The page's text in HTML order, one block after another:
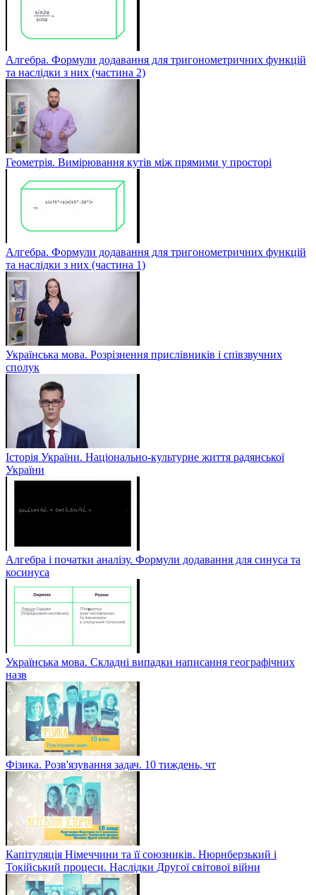
Алгебра. Формули додавання для тригонометричних функцій
та наслідки з них (частина 2)
Геометрія. Вимірювання кутів між прямими у просторі
Алгебра. Формули додавання для тригонометричних функцій
та наслідки з них (частина 1)
Українська мова. Розрізнення прислівників і співзвучних
сполук
Історія України. Національно-культурне життя радянської
України
Алгебра і початки аналізу. Формули додавання для синуса та
косинуса
Українська мова. Складні випадки написання географічних
назв
Фізика. Розв'язування задач. 10 тиждень, чт
Капітуляція Німеччини та її союзників. Нюрнберзький і
Токійський процеси. Наслідки Другої світової війни